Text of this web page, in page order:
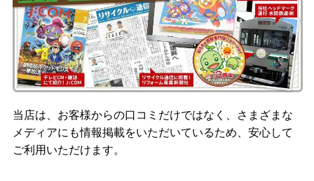
当店は、お客様からの口コミだけではなく、さまざまな
メディアにも情報掲載をいただいているため、安心して
ご利用いただけます。